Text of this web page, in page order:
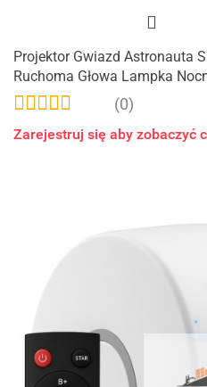
Projektor Gwiazd Astronauta
Ruchoma Głowa Lampka
(0)
Zarejestruj się aby zobaczyć